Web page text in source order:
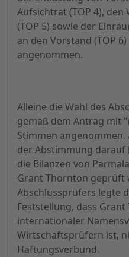
Aufsichtrat (TOP 4),
(TOP 5) sowie der
an den Vorstand (TOP
angenommen.
Alleine die Wahl des
gemäß dem Antrag mit
Stimmen
der Abstimmung darauf
die Bilanzen von
Grant Thornton geprüft
Abschlussprüfers legte
Feststellung, dass
internationaler
Wirtschaftsprüfern ist,
Haftungsverbund.